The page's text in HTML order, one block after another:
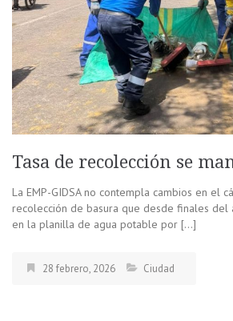
Tasa de recolección se
La EMP-GIDSA no contempla cambios en el
recolección de basura que desde finales del
en la planilla de agua potable por […]
28 febrero, 2026 Ciudad